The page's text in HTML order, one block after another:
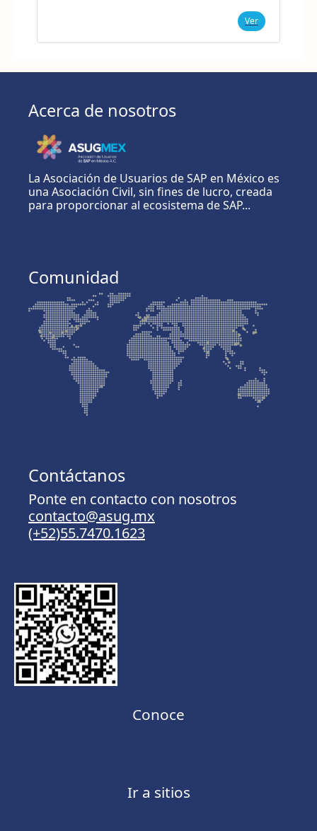
Ver
Acerca de nosotros
La Asociación de Usuarios de SAP en México es
una Asociación Civil, sin fines de lucro, creada
para proporcionar al ecosistema de SAP...
Comunidad
Contáctanos
Ponte en contacto con nosotros
contacto@asug.mx
(+52)55.7470.1623
Conoce
Ir a sitios